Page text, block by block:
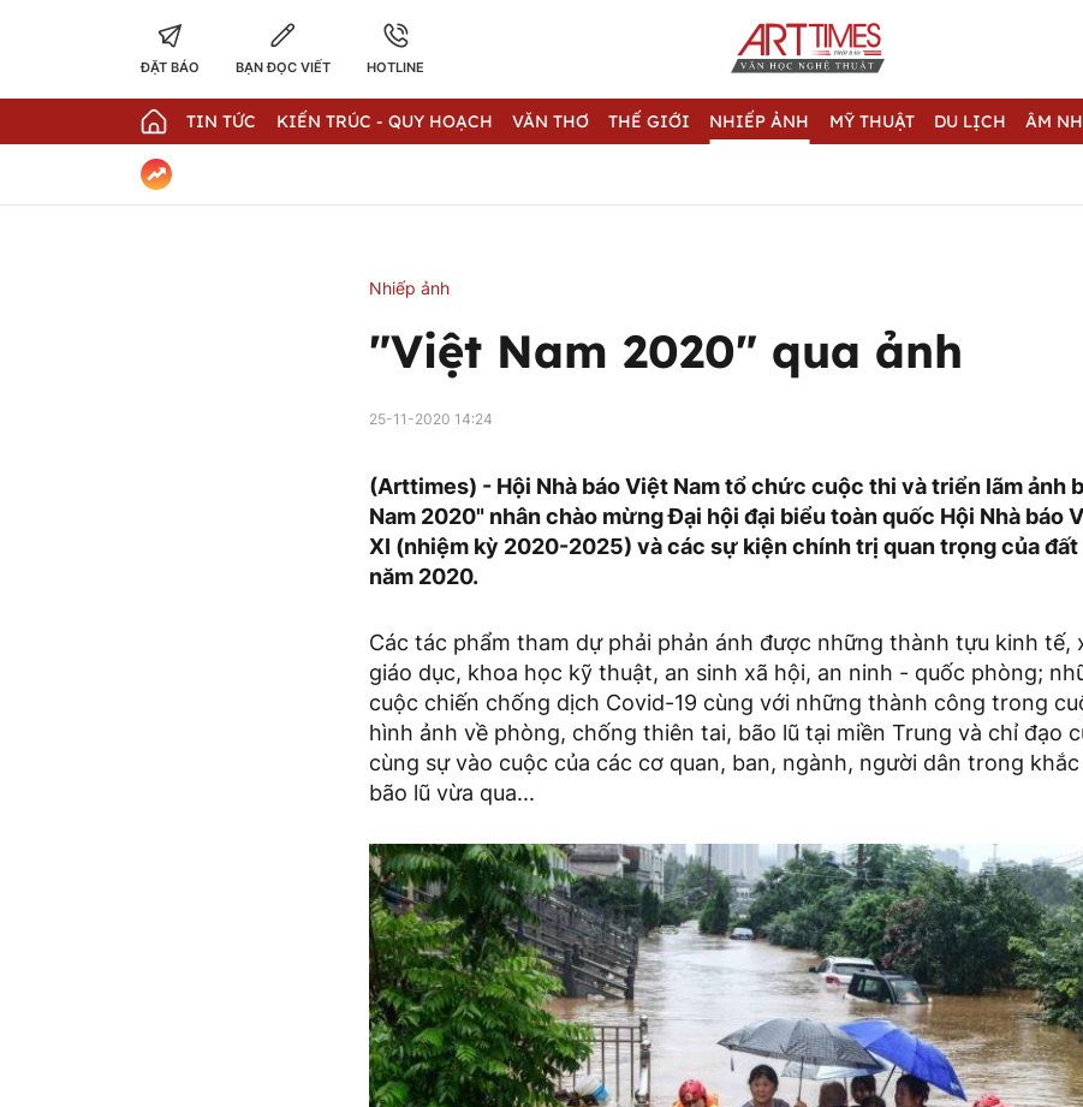
ĐẶT BÁO BẠN ĐỌC VIẾT HOTLINE
TIN TỨC KIẾN TRÚC - QUY HOẠCH VĂN THƠ THẾ GIỚI NHIẾP ẢNH MỸ THUẬT DU LỊCH ÂM
Nhiếp ảnh
"Việt Nam 2020" qua ảnh
25-11-2020 14:24
(Arttimes) - Hội Nhà báo Việt Nam tổ chức cuộc thi và triển lãm ảnh
Nam 2020" nhân chào mừng Đại hội đại biểu toàn quốc Hội Nhà báo
XI (nhiệm kỳ 2020-2025) và các sự kiện chính trị quan trọng của
năm 2020.
Các tác phẩm tham dự phải phản ánh được những thành tựu kinh tế,
giáo dục, khoa học kỹ thuật, an sinh xã hội, an ninh - quốc phòng;
cuộc chiến chống dịch Covid-19 cùng với những thành công trong
hình ảnh về phòng, chống thiên tai, bão lũ tại miền Trung và chỉ đạo
cùng sự vào cuộc của các cơ quan, ban, ngành, người dân trong
bão lũ vừa qua...